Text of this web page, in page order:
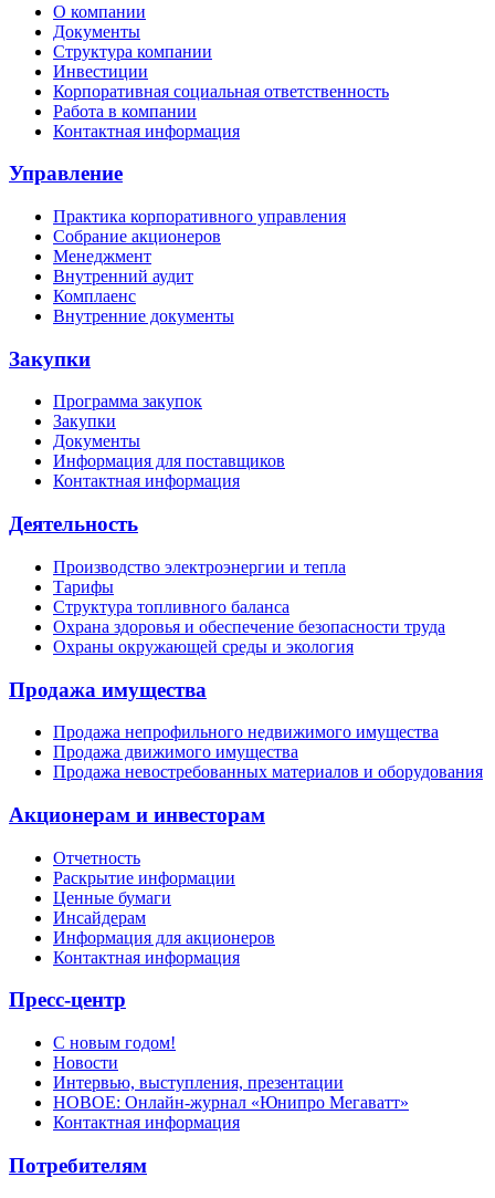
О компании
Документы
Структура компании
Инвестиции
Корпоративная социальная ответственность
Работа в компании
Контактная информация
Управление
Практика корпоративного управления
Собрание акционеров
Менеджмент
Внутренний аудит
Комплаенс
Внутренние документы
Закупки
Программа закупок
Закупки
Документы
Информация для поставщиков
Контактная информация
Деятельность
Производство электроэнергии и тепла
Тарифы
Структура топливного баланса
Охрана здоровья и обеспечение безопасности труда
Охраны окружающей среды и экология
Продажа имущества
Продажа непрофильного недвижимого имущества
Продажа движимого имущества
Продажа невостребованных материалов и оборудования
Акционерам и инвесторам
Отчетность
Раскрытие информации
Ценные бумаги
Инсайдерам
Информация для акционеров
Контактная информация
Пресс-центр
С новым годом!
Новости
Интервью, выступления, презентации
НОВОЕ: Онлайн-журнал «Юнипро Мегаватт»
Контактная информация
Потребителям